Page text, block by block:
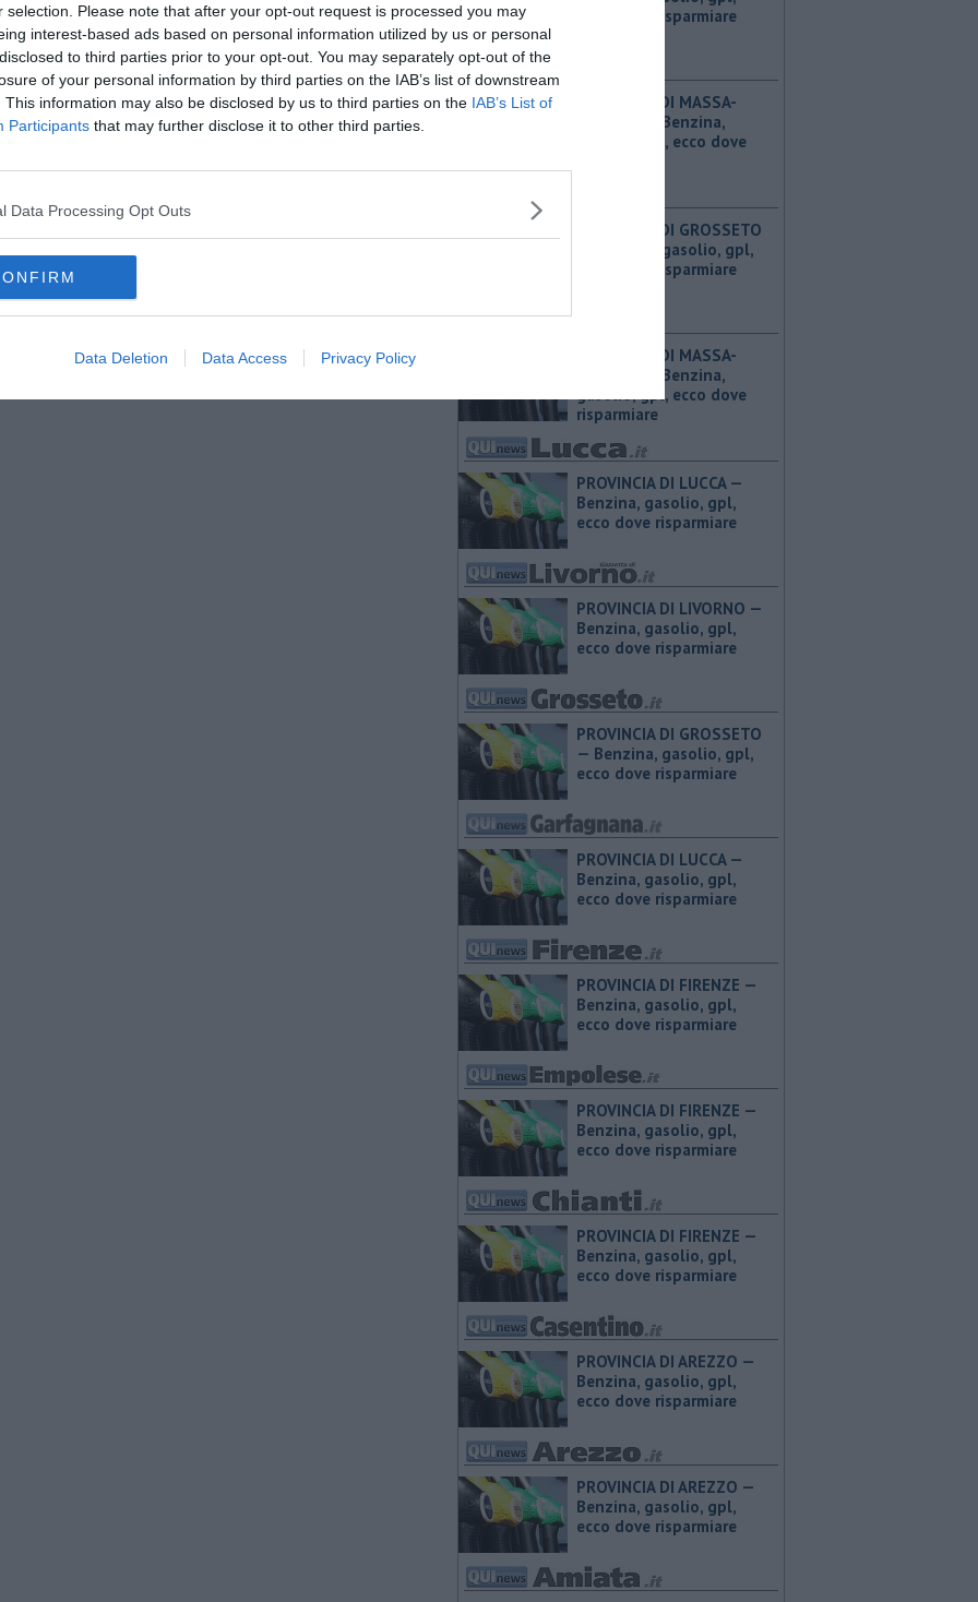
selection. Please note that after your opt-out request is processed you may
interest-based ads based on personal information utilized by us or personal
to third parties prior to your opt-out. You may separately opt-out of the
of your personal information by third parties on the IAB’s list of downstream
This information may also be disclosed by us to third parties on the IAB’s List of
Participants that may further disclose it to other third parties.
Data Processing Opt Outs
Data Deletion Data Access Privacy Policy
ecco dove risparmiare
PROVINCIA DI MASSA-
CARRARA — ​Benzina,
gasolio, gpl, ecco dove
PROVINCIA DI GROSSETO
— ​Benzina, gasolio, gpl,
ecco dove risparmiare
PROVINCIA DI MASSA-
CARRARA — ​Benzina,
gasolio, gpl, ecco dove
risparmiare
PROVINCIA DI LUCCA — ​
Benzina, gasolio, gpl,
ecco dove risparmiare
PROVINCIA DI LIVORNO — ​
Benzina, gasolio, gpl,
ecco dove risparmiare
PROVINCIA DI GROSSETO
— ​Benzina, gasolio, gpl,
ecco dove risparmiare
PROVINCIA DI LUCCA — ​
Benzina, gasolio, gpl,
ecco dove risparmiare
PROVINCIA DI FIRENZE — ​
Benzina, gasolio, gpl,
ecco dove risparmiare
PROVINCIA DI FIRENZE — ​
Benzina, gasolio, gpl,
ecco dove risparmiare
PROVINCIA DI FIRENZE — ​
Benzina, gasolio, gpl,
ecco dove risparmiare
PROVINCIA DI AREZZO — ​
Benzina, gasolio, gpl,
ecco dove risparmiare
PROVINCIA DI AREZZO — ​
Benzina, gasolio, gpl,
ecco dove risparmiare